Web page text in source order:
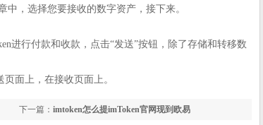
，选择您要接收的数字资产，接下来。
进行付款和收款，点击“发送”按钮，除了存储和转移数
面上，在接收页面上。
下一篇： imtoken怎么提imToken官网现到欧易